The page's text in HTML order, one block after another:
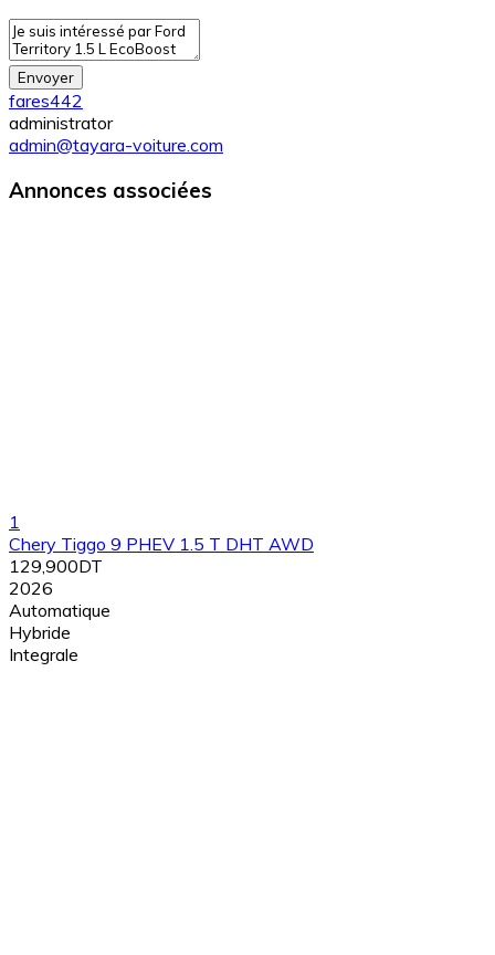
Envoyer
fares442
administrator
admin@tayara-voiture.com
Annonces associées
1
Chery Tiggo 9 PHEV 1.5 T DHT AWD
129,900DT
2026
Automatique
Hybride
Integrale